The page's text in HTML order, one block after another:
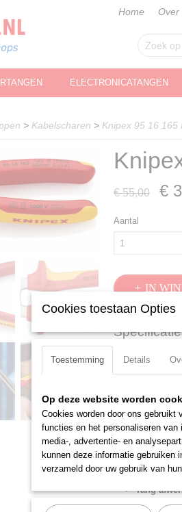
Home Over
ELECTRONICATANGEN
> Kabelscharen > Knipex 95 16 165
€ 55,00 €
Aantal
IN
Productcode
Netto gewicht
Bruto gewicht
Afmetingen
Kabelschaar
Voor het
vervormen.
nauwkeurig
klembeveiliging.
Lengte:
Tang
Benen/
Cookies toestaan Opties
Toestemming Details
Op deze website worden
Cookies worden door ons gebruikt
functies en het personaliseren
media-, advertentie- en
kunnen deze informatie gebruiken
verzameld door uw gebruik van